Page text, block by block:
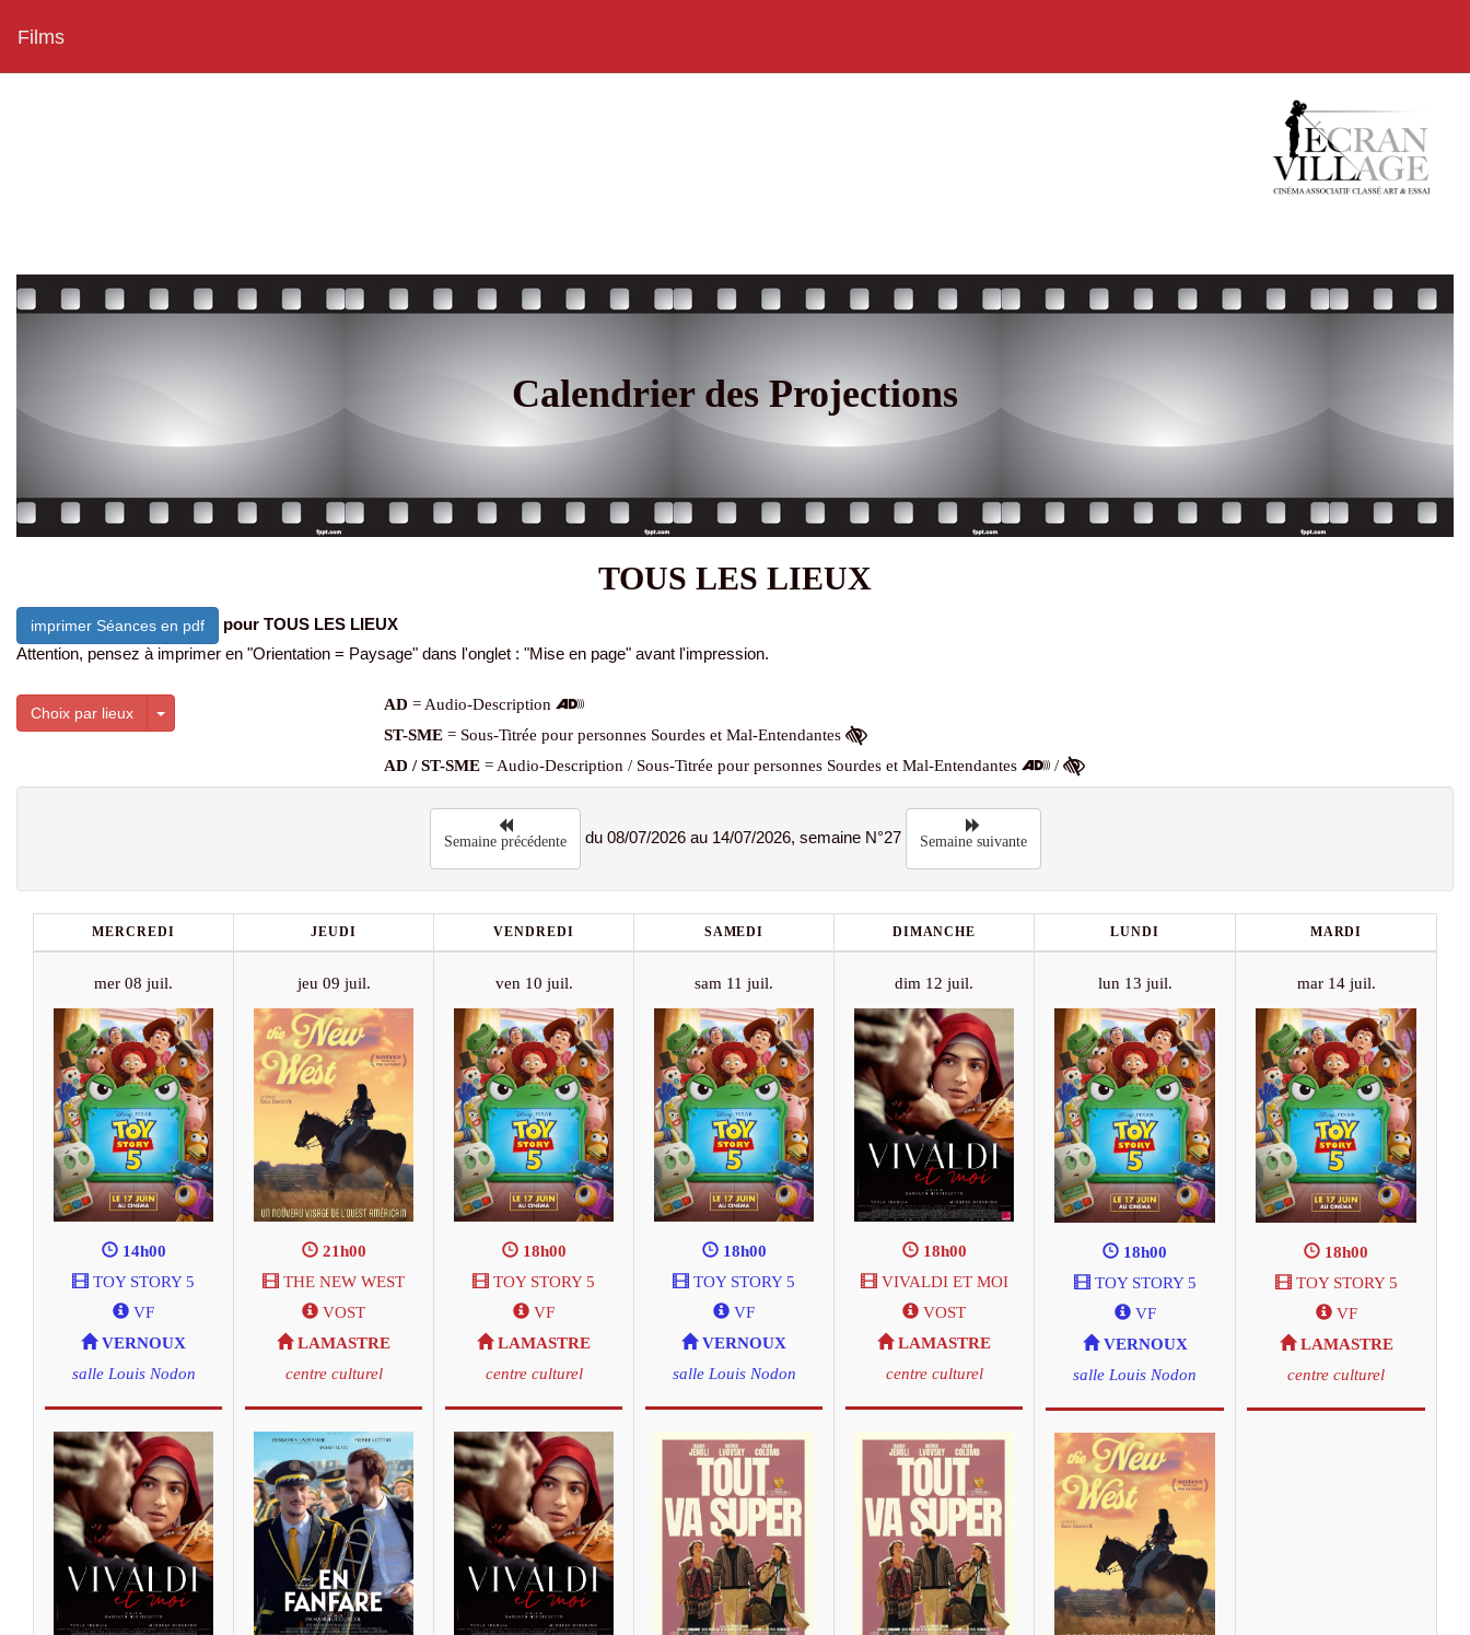
Films
Calendrier des Projections
TOUS LES LIEUX
imprimer Séances en pdf
pour TOUS LES LIEUX
Attention, pensez à imprimer en "Orientation = Paysage" dans l'onglet : "Mise en page" avant l'impression.
Choix par lieux Toggle Dropdown AD = Audio-Description
ST-SME = Sous-Titrée pour personnes Sourdes et Mal-Entendantes
AD / ST-SME = Audio-Description / Sous-Titrée pour personnes Sourdes et Mal-Entendantes /
Semaine précédente du 08/07/2026 au 14/07/2026, semaine N°27 Semaine suivante
MERCREDI JEUDI VENDREDI SAMEDI DIMANCHE LUNDI MARDI
mer 08 juil.
14h00
TOY STORY 5
VF
VERNOUX
salle Louis Nodon
jeu 09 juil.
21h00
THE NEW WEST
VOST
LAMASTRE
centre culturel
ven 10 juil.
18h00
TOY STORY 5
VF
LAMASTRE
centre culturel
sam 11 juil.
18h00
TOY STORY 5
VF
VERNOUX
salle Louis Nodon
dim 12 juil.
18h00
VIVALDI ET MOI
VOST
LAMASTRE
centre culturel
lun 13 juil.
18h00
TOY STORY 5
VF
VERNOUX
salle Louis Nodon
mar 14 juil.
18h00
TOY STORY 5
VF
LAMASTRE
centre culturel